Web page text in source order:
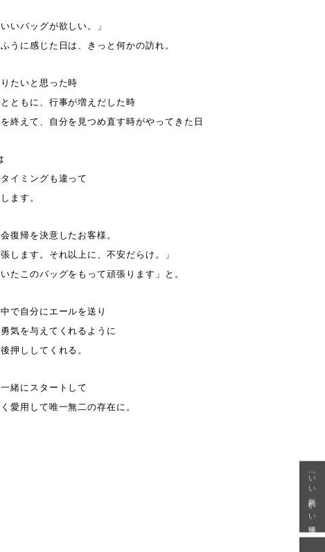
いバッグが欲しい。」
うに感じた日は、きっと何かの訪れ。
たいと思った時
ともに、行事が増えだした時
終えて、自分を見つめ直す時がやってきた日
イミングも違って
ます。
復帰を決意したお客様。
張します。それ以上に、不安だらけ。」
たこのバッグをもって頑張ります」と。
で自分にエールを送り
気を与えてくれるように
押ししてくれる。
緒にスタートして
愛用して唯一無二の存在に。
「いい年齢 いい洋服」